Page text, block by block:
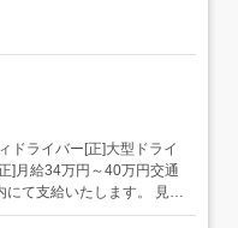
ドライバー[正]大型ドライ
]月給34万円～40万円交通
にて支給いたします。 見習
回数手当・長距離手当と